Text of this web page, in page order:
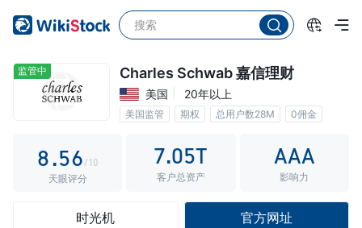
监管中 Charles Schwab 嘉信理财
美国 20年以上
美国监管 期权 总用户数28M 0佣金
3
5
6
8
9
.
0
2
3
5
6
1
3
4
6
7
8
/10
天眼评分
7.05T
客户总资产
AAA
影响力
时光机 官方网址